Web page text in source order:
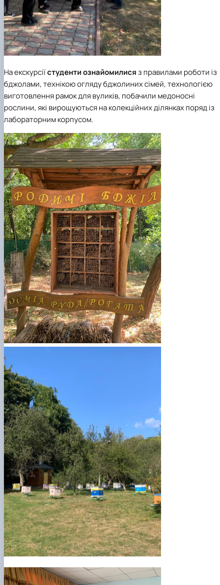
На екскурсіїстуденти ознайомилисяз правилами роботи із
бджолами, технікою огляду бджолиних сімей, технологією
виготовлення рамок для вуликів, побачили медоносні
рослини, які вирощуються на колекційних ділянках поряд із
лабораторним корпусом.